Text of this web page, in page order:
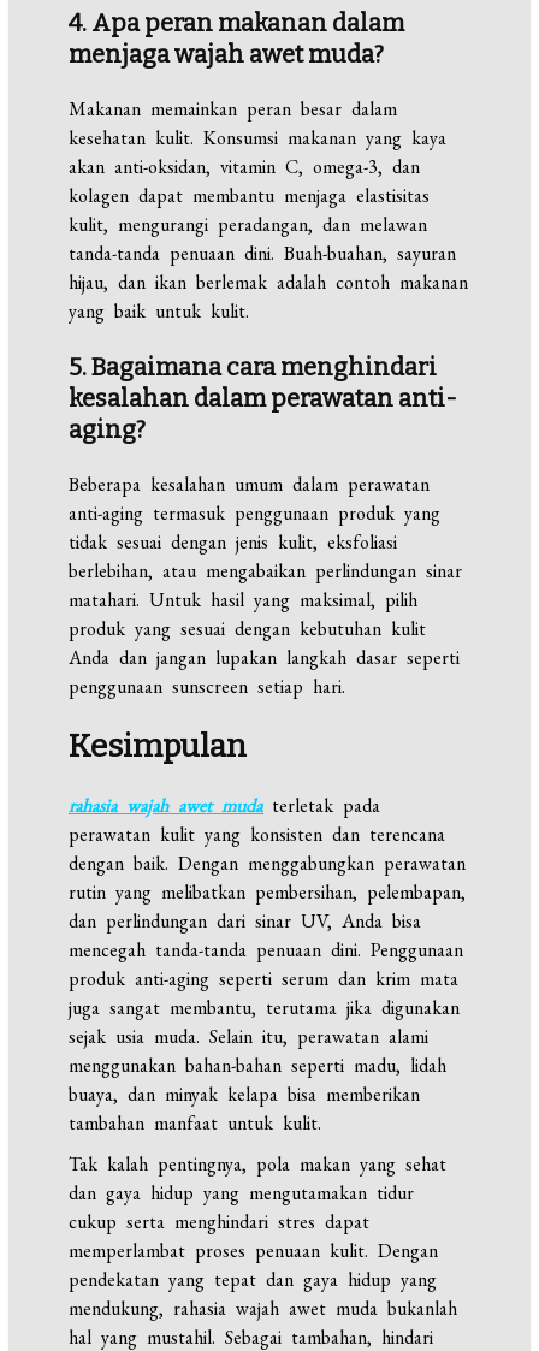
4. Apa peran makanan dalam
menjaga wajah awet muda?
Makanan memainkan peran besar dalam
kesehatan kulit. Konsumsi makanan yang kaya
akan anti-oksidan, vitamin C, omega-3, dan
kolagen dapat membantu menjaga elastisitas
kulit, mengurangi peradangan, dan melawan
tanda-tanda penuaan dini. Buah-buahan, sayuran
hijau, dan ikan berlemak adalah contoh makanan
yang baik untuk kulit.
5. Bagaimana cara menghindari
kesalahan dalam perawatan anti-
aging?
Beberapa kesalahan umum dalam perawatan
anti-aging termasuk penggunaan produk yang
tidak sesuai dengan jenis kulit, eksfoliasi
berlebihan, atau mengabaikan perlindungan sinar
matahari. Untuk hasil yang maksimal, pilih
produk yang sesuai dengan kebutuhan kulit
Anda dan jangan lupakan langkah dasar seperti
penggunaan sunscreen setiap hari.
Kesimpulan
rahasia wajah awet mudaterletak pada
perawatan kulit yang konsisten dan terencana
dengan baik. Dengan menggabungkan perawatan
rutin yang melibatkan pembersihan, pelembapan,
dan perlindungan dari sinar UV, Anda bisa
mencegah tanda-tanda penuaan dini. Penggunaan
produk anti-aging seperti serum dan krim mata
juga sangat membantu, terutama jika digunakan
sejak usia muda. Selain itu, perawatan alami
menggunakan bahan-bahan seperti madu, lidah
buaya, dan minyak kelapa bisa memberikan
tambahan manfaat untuk kulit.
Tak kalah pentingnya, pola makan yang sehat
dan gaya hidup yang mengutamakan tidur
cukup serta menghindari stres dapat
memperlambat proses penuaan kulit. Dengan
pendekatan yang tepat dan gaya hidup yang
mendukung, rahasia wajah awet muda bukanlah
hal yang mustahil. Sebagai tambahan, hindari